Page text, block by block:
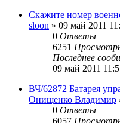
Скажите номер
sloon » 09 май 2011
0 Ответы
6251
Последнее
09 май 2011
ВЧ/62872 Батарея
Онищенко Владимир
0 Ответы
6057